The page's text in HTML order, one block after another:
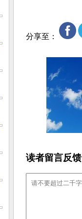
分享至：
读者留言反